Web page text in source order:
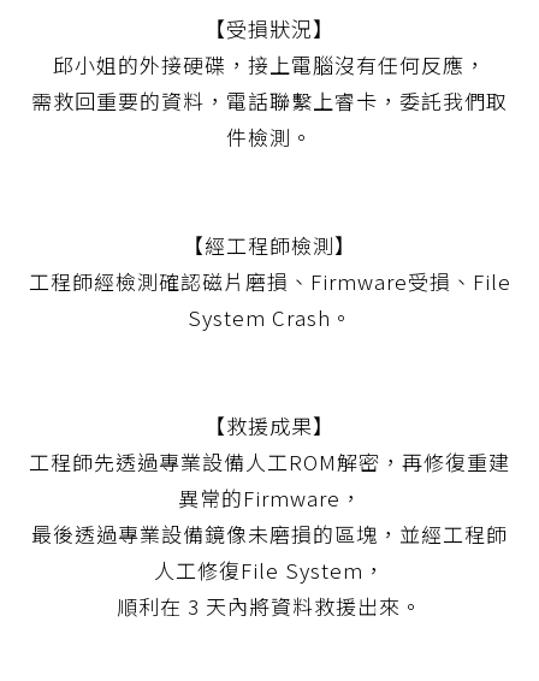
【受損狀況】
邱小姐的外接硬碟，接上電腦沒有任何反應，
需救回重要的資料，電話聯繫上睿卡，委託我們取
件檢測。
【經工程師檢測】
工程師經檢測確認磁片磨損、Firmware受損、File
System Crash。
【救援成果】
工程師先透過專業設備人工ROM解密，再修復重建
異常的Firmware，
最後透過專業設備鏡像未磨損的區塊，並經工程師
人工修復File System，
順利在 3 天內將資料救援出來。